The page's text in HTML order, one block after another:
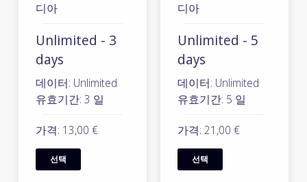
디아
Unlimited - 3
days
데이터: Unlimited
유효기간: 3 일
가격: 13,00 €
선택
디아
Unlimited - 5
days
데이터: Unlimited
유효기간: 5 일
가격: 21,00 €
선택